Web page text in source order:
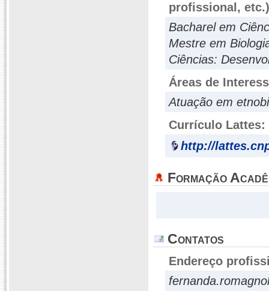
profissional, etc.)
Bacharel em
Mestre em
Ciências:
Áreas de
Atuação em
Currículo Lattes:
http://
Formação
Contatos
Endereço